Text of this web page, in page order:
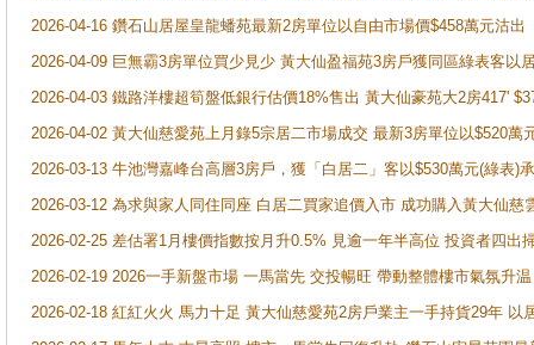
2026-04-16 鑽石山居屋皇龍蟠苑最新2房單位以自由市場價$458萬元沽出
2026-04-09 巨無霸3房單位買少見少 黃大仙盈福苑3房戶獲同區綠表客以
2026-04-03 鐵路洋樓超筍盤低銀行估價18%售出 黃大仙豪苑大2房417'
2026-04-02 黃大仙慈愛苑上月錄5宗居二市場成交 最新3房單位以$520萬
2026-03-13 牛池灣嘉峰台高層3房戶，獲「白居二」客以$530萬元(綠表)
2026-03-12 為求與家人同住同座 白居二買家追價入市 成功購入黃大仙
2026-02-25 差估署1月樓價指數按月升0.5% 見逾一年半高位 投資者四
2026-02-19 2026一手新盤市場 一馬當先 交投暢旺 帶動整體樓市氣氛升
2026-02-18 紅紅火火 馬力十足 黃大仙慈愛苑2房戶業主一手持貨29年 以